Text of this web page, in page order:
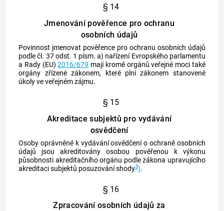
§ 14
Jmenování pověřence pro ochranu
osobních údajů
Povinnost jmenovat pověřence pro ochranu osobních údajů
podle čl. 37 odst. 1 písm. a) nařízení Evropského parlamentu
a Rady (EU)2016/679 mají kromě orgánů veřejné moci také
orgány zřízené zákonem, které plní zákonem stanovené
úkoly ve veřejném zájmu.
§ 15
Akreditace subjektů pro vydávání
osvědčení
Osoby oprávněné k vydávání osvědčení o ochraně osobních
údajů jsou akreditovány osobou pověřenou k výkonu
působnosti akreditačního orgánu podle zákona upravujícího
akreditaci subjektů posuzování shody3).
§ 16
Zpracování osobních údajů za